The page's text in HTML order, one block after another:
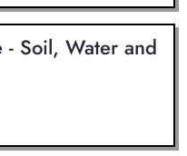
- Soil, Water and